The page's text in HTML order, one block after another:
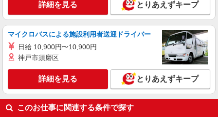
詳細を見る とりあえずキープ
マイクロバスによる施設利用者送迎ドライバー
日給 10,900円〜10,900円
神戸市須磨区
詳細を見る とりあえずキープ
このお仕事に関連する条件で探す